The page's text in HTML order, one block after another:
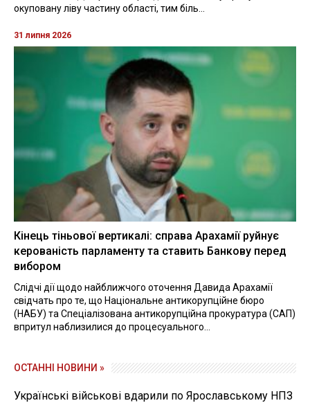
окуповану ліву частину області, тим біль...
31 липня 2026
Кінець тіньової вертикалі: справа Арахамії руйнує
керованість парламенту та ставить Банкову перед
вибором
Слідчі дії щодо найближчого оточення Давида Арахамії
свідчать про те, що Національне антикорупційне бюро
(НАБУ) та Спеціалізована антикорупційна прокуратура (САП)
впритул наблизилися до процесуального...
ОСТАННІ НОВИНИ »
Українські військові вдарили по Ярославському НПЗ